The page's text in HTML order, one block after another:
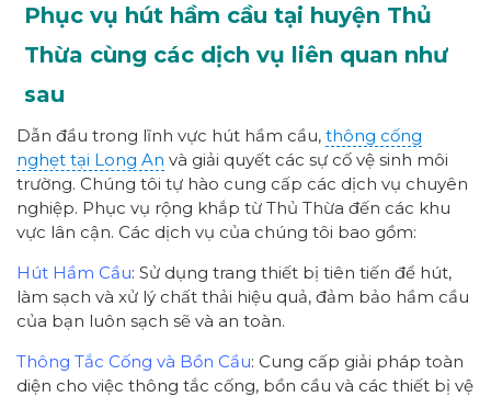
Phục vụ hút hầm cầu tại huyện Thủ
Thừa cùng các dịch vụ liên quan như
sau
Dẫn đầu trong lĩnh vực hút hầm cầu, thông cống
nghẹt tại Long An và giải quyết các sự cố vệ sinh môi
trường. Chúng tôi tự hào cung cấp các dịch vụ chuyên
nghiệp. Phục vụ rộng khắp từ Thủ Thừa đến các khu
vực lân cận. Các dịch vụ của chúng tôi bao gồm:
Hút Hầm Cầu: Sử dụng trang thiết bị tiên tiến để hút,
làm sạch và xử lý chất thải hiệu quả, đảm bảo hầm cầu
của bạn luôn sạch sẽ và an toàn.
Thông Tắc Cống và Bồn Cầu: Cung cấp giải pháp toàn
diện cho việc thông tắc cống, bồn cầu và các thiết bị vệ